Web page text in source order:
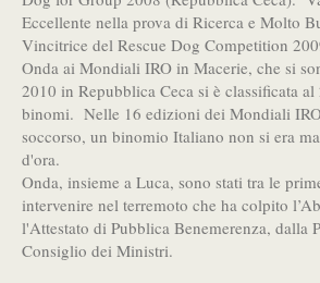
Eccellente nella prova di Ricerca e Molto
Vincitrice del Rescue Dog Competition
Onda ai Mondiali IRO in Macerie, che si
2010 in Repubblica Ceca si è classificata al
binomi. Nelle 16 edizioni dei Mondiali
soccorso, un binomio Italiano non si era
d'ora.
Onda, insieme a Luca, sono stati tra le
intervenire nel terremoto che ha colpito
l'Attestato di Pubblica Benemerenza, dalla
Consiglio dei Ministri.